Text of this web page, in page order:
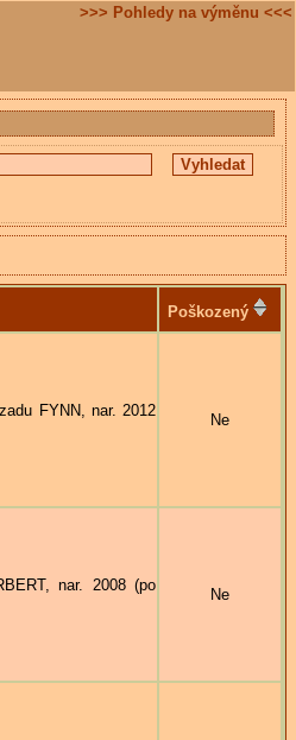
>>> Pohledy na výměnu <<<
Poškozený
FYNN, nar. 2012
Ne
nar. 2008 (po
Ne